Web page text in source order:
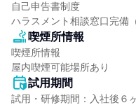
自己申告書制度
ハラスメント相談窓口完備
喫煙所情報
喫煙所情報
屋内喫煙可能場所あり
試用期間
試用・研修期間：入社後６